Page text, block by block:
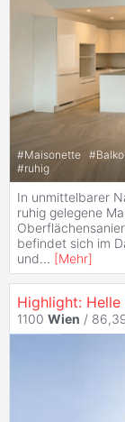
#Maisonette #
#ruhig
In unmittelbarer
ruhig gelegene
befindet sich im
und... [Mehr]
Highlight:
1100 Wien /